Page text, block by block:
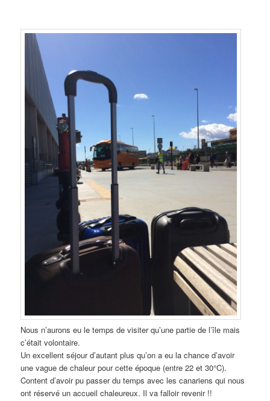
Nous n’aurons eu le temps de visiter qu’une partie de l’île mais
c’était volontaire.
Un excellent séjour d’autant plus qu’on a eu la chance d’avoir
une vague de chaleur pour cette époque (entre 22 et 30°C).
Content d’avoir pu passer du temps avec les canariens qui nous
ont réservé un accueil chaleureux. Il va falloir revenir !!